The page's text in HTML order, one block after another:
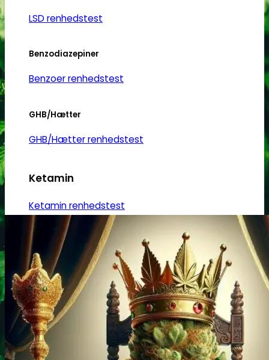
LSD renhedstest
Benzodiazepiner
Benzoer renhedstest
GHB/Hætter
GHB/Hætter renhedstest
Ketamin
Ketamin renhedstest
MCPP
MCPP test
Opiater
Opiater renhedstest
THC/Cannabinoider